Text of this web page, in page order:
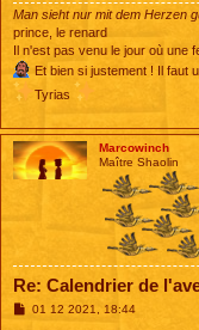
Man sieht nur mit dem Herzen
prince, le renard
Il n'est pas venu le jour où une
Et bien si justement ! Il faut
Tyrias
Marcowinch
Maître Shaolin
Re: Calendrier de
M01 12 2021, 18:44